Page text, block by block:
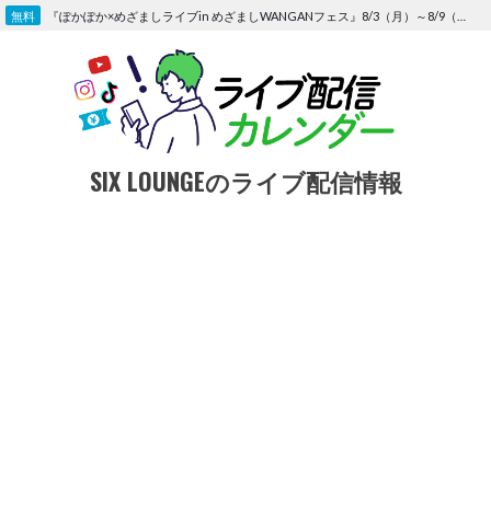
Skip
SIX LOUNGEのライブ配信情報